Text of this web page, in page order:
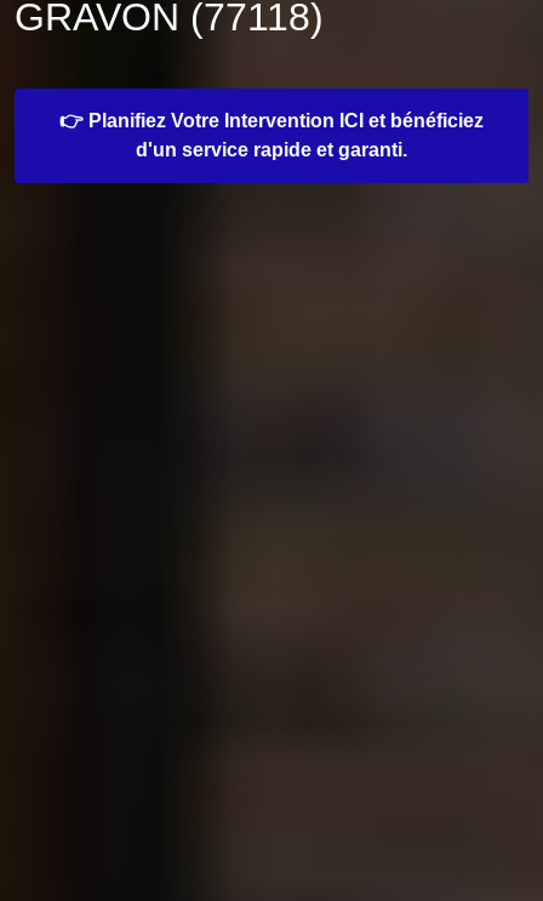
GRAVON (77118)
👉 Planifiez Votre Intervention ICI et bénéficiez
d'un service rapide et garanti.